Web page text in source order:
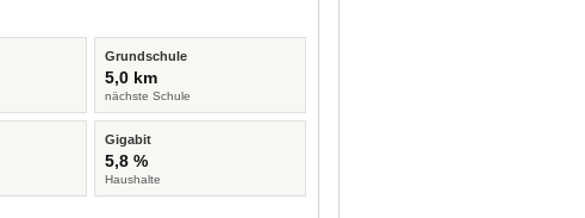
Grundschule
5,0 km
nächste Schule
Gigabit
5,8 %
Haushalte